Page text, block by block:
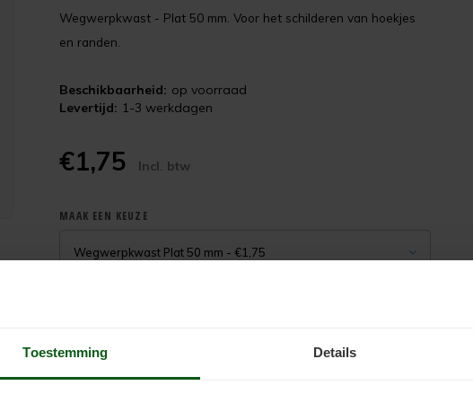
Toestemming Details
Wegwerpkwast - Plat 50 mm. Voor het schilderen van hoekjes
en randen.
Beschikbaarheid: op voorraad
Levertijd: 1-3 werkdagen
€1,75 Incl. btw
MAAK EEN KEUZE
Wegwerpkwast Plat 50 mm - €1,75
Toevoegen aan winkelwagen